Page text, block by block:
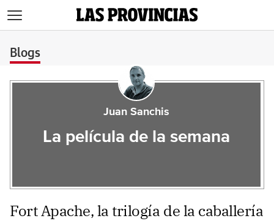
Blogs
Juan Sanchis
La película de la semana
Fort Apache, la trilogía de la caballería